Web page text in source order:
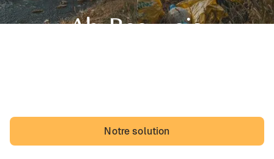
Ah, Beauvais,
Notre solution